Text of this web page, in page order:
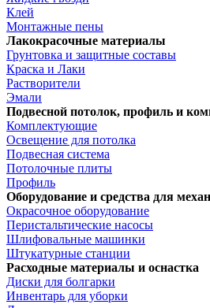
Клей
Монтажные пены
Лакокрасочные материалы
Грунтовка и защитные составы
Краска и Лаки
Растворители
Эмали
Подвесной потолок, профиль и
Комплектующие
Освещение для потолка
Подвесная система
Потолочные плиты
Профиль
Оборудование и средства для
Окрасочное оборудование
Перистальтические насосы
Шлифовальные машинки
Штукатурные станции
Расходные материалы и оснастка
Диски для болгарки
Инвентарь для уборки